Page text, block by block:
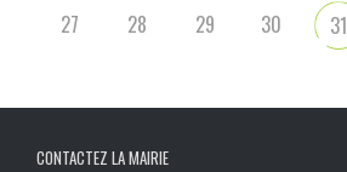
27 28 29 30 31
CONTACTEZ LA MAIRIE